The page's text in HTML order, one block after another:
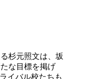
杉元照文は、坂
な目標を掲げ
イバル校たちも